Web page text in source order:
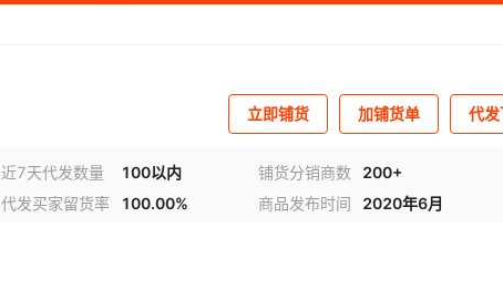
库存 4444米
库存4444米
立即铺货 加铺货单 代
近7天代发数量 100以内 铺货分销商数
200+
代发买家留货率 100.00% 商品发布时间 2020年6月